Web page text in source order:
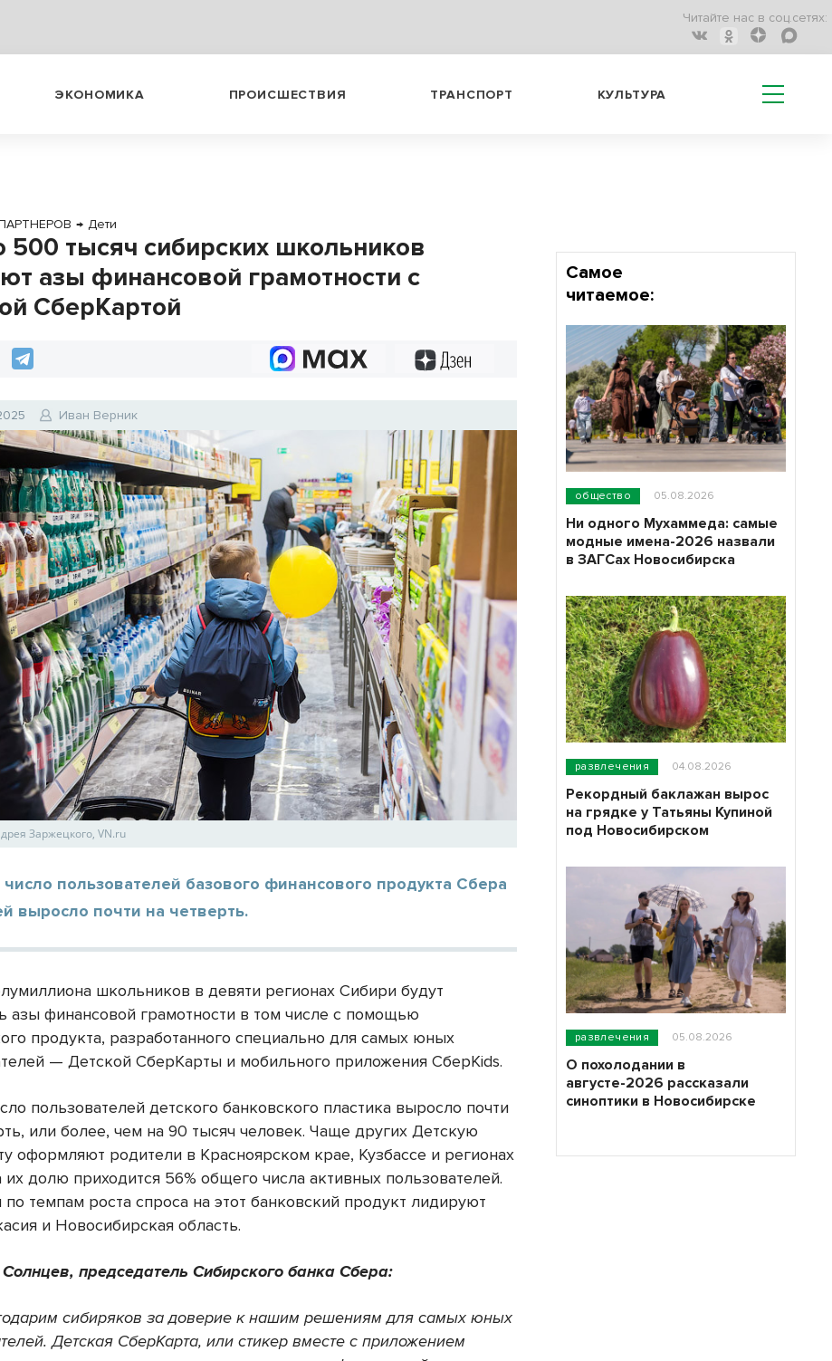
Читайте нас в соц.сетях:
ЭКОНОМИКА ПРОИСШЕСТВИЯ ТРАНСПОРТ КУЛЬТУРА
→ Дети
500 тысяч сибирских школьников
азы финансовой грамотности с
СберКартой
Иван Верник
Заржецкого, VN.ru
число пользователей базового финансового продукта Сбера
выросло почти на четверть.
школьников в девяти регионах Сибири будут
азы финансовой грамотности в том числе с помощью
продукта, разработанного специально для самых юных
— Детской СберКарты и мобильного приложения СберKids.
пользователей детского банковского пластика выросло почти
или более, чем на 90 тысяч человек. Чаще других Детскую
оформляют родители в Красноярском крае, Кузбассе и регионах
их долю приходится 56% общего числа активных пользователей.
темпам роста спроса на этот банковский продукт лидируют
и Новосибирская область.
председатель Сибирского банка Сбера:
сибиряков за доверие к нашим решениям для самых юных
Детская СберКарта, или стикер вместе с приложением
Самое
читаемое:
общество 05.08.2026
Ни одного Мухаммеда: самые
модные имена-2026 назвали
в ЗАГСах Новосибирска
развлечения 04.08.2026
Рекордный баклажан вырос
на грядке у Татьяны Купиной
под Новосибирском
развлечения 05.08.2026
О похолодании в
августе-2026 рассказали
синоптики в Новосибирске